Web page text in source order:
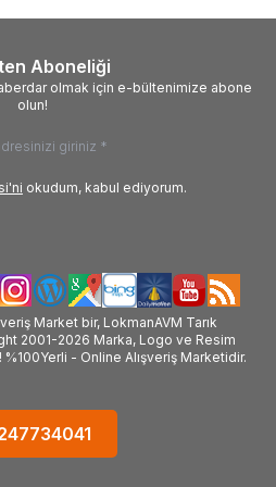
Aboneliği
olmak için e-bültenimize abone
olun!
okudum, kabul ediyorum.
Market bir, LokmanAVM Tarık
2001-2026 Marka, Logo ve Resim
%100Yerli - Online Alışveriş Marketidir.